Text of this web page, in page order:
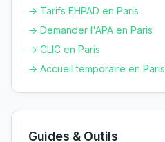
→ Tarifs EHPAD en Paris
→ Demander l'APA en Paris
→ CLIC en Paris
→ Accueil temporaire en Paris
Guides & Outils